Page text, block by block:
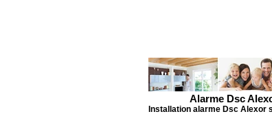
Alarme Dsc
Installation alarme Dsc Alexor